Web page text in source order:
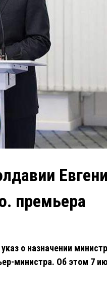
премьера
о назначении
министра. Об этом 7